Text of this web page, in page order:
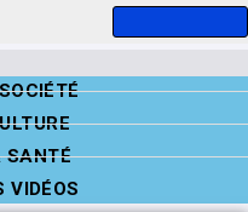
SANTÉ
VIDÉOS